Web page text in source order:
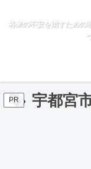
将来の不安を消すための
PR 宇都宮